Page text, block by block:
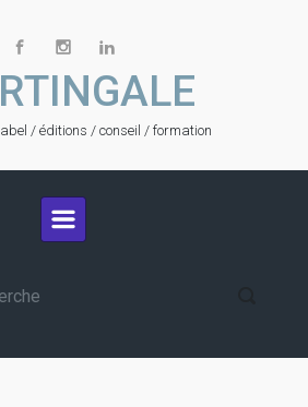
/ éditions / conseil / formation